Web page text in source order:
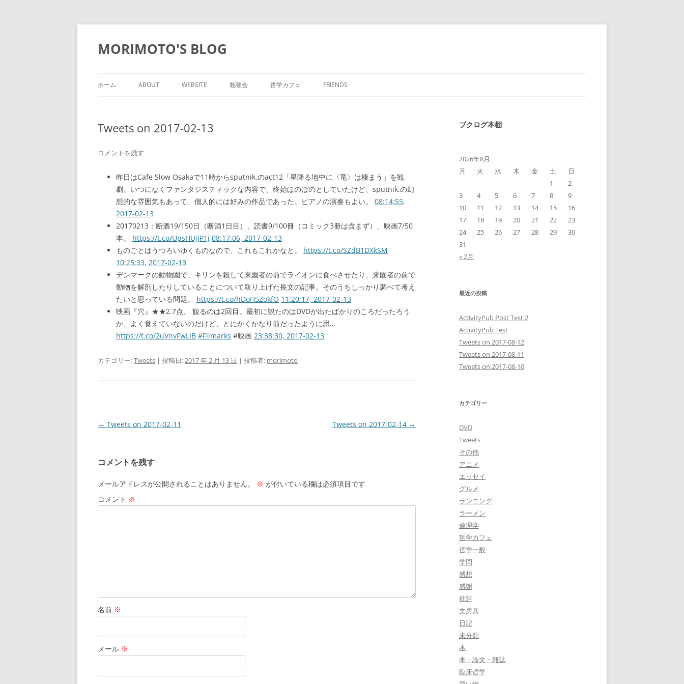
コ
ン
ツ
ッ
MORIMOTO'S BLOG
ホーム ABOUT WEBSITE 勉強会 哲学カフェ FRIENDS
Tweets on 2017-02-13
コメントを残す
昨日はCafe Slow Osakaで11時からsputnik.のact12「星降る地中に〈竜〉は棲まう」を観
劇。いつになくファンタジスティックな内容で、終始ほのぼのとしていたけど、sputnik.の幻
想的な雰囲気もあって、個人的には好みの作品であった。ピアノの演奏もよい。 08:14:55,
2017-02-13
20170213：断酒19/150日（断酒1日目）、読書9/100冊（コミック3冊は含まず）、映画7/50
本。 https://t.co/UpsHUjJP1j 08:17:06, 2017-02-13
ものごとはうつろいゆくものなので、これもこれかなと。 https://t.co/SZdB1DXkSM
10:25:33, 2017-02-13
デンマークの動物園で、キリンを殺して来園者の前でライオンに食べさせたり、来園者の前で
動物を解剖したりしていることについて取り上げた長文の記事。そのうちしっかり調べて考え
たいと思っている問題。 https://t.co/hDoH5ZokfO 11:20:17, 2017-02-13
映画『穴』★★2.7点。 観るのは2回目。最初に観たのはDVDが出たばかりのころだったろう
か、よく覚えていないのだけど、とにかくかなり前だったように思…
https://t.co/2uVnvFwLlB #Filmarks #映画 23:38:30, 2017-02-13
カテゴリー:Tweets | 投稿日:2017 年 2 月 13 日 | 投稿者: morimoto
投
ビ
ゲ
ー
シ
← Tweets on 2017-02-11 Tweets on 2017-02-14 →
コメントを残す
メールアドレスが公開されることはありません。 ※ が付いている欄は必須項目です
コメント ※
名前 ※
メール ※
ブクログ本棚
2026年8月
月
火 水 木 金 土
日
1
2
3
4 5 6 7 8
9
10
11 12 13 14 15
16
17
18 19 20 21 22
23
24
25 26 27 28 29
30
31
« 2月
最近の投稿
ActivityPub Post Test 2
ActivityPub Test
Tweets on 2017-08-12
Tweets on 2017-08-11
Tweets on 2017-08-10
カテゴリー
DVD
Tweets
その他
アニメ
エッセイ
グルメ
ランニング
ラーメン
倫理学
哲学カフェ
哲学一般
学問
感想
感謝
批評
文房具
日記
未分類
本
本・論文・雑誌
臨床哲学